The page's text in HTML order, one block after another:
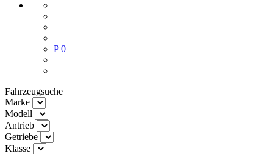
P 0
Fahrzeugsuche
Marke
Modell
Antrieb
Getriebe
Klasse